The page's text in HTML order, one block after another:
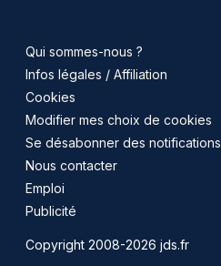
Qui sommes-nous ?
Infos légales / Affiliation
Cookies
Modifier mes choix de cookies
Se désabonner des notifications
Nous contacter
Emploi
Publicité
Copyright 2008-2026 jds.fr